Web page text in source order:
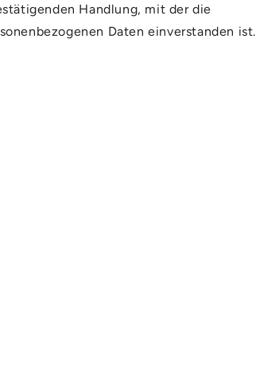
Handlung, mit der die
Daten einverstanden ist.